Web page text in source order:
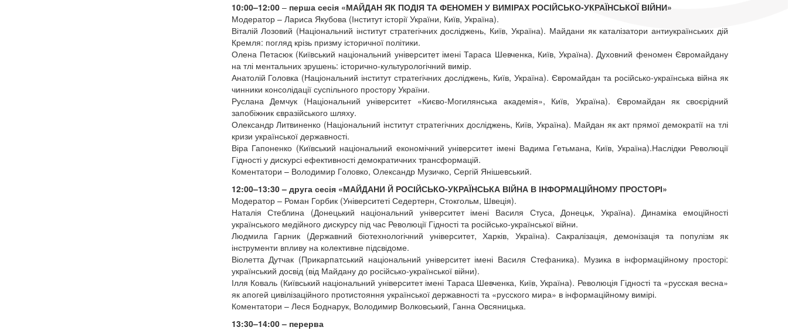
10:00–12:00–перша сесія «МАЙДАН ЯК ПОДІЯ ТА ФЕНОМЕН У ВИМІРАХ РОСІЙСЬКО-УКРАЇНСЬКОЇ ВІЙНИ»
Модератор – Лариса Якубова (Інститут історії України, Київ, Україна).
Віталій Лозовий (Національний інститут стратегічних досліджень, Київ, Україна). Майдани як каталізатори антиукраїнських дій
Кремля: погляд крізь призму історичної політики.
Олена Петасюк (Київський національний університет імені Тараса Шевченка, Київ, Україна). Духовний феномен Євромайдану
на тлі ментальних зрушень: історично-культурологічний вимір.
Анатолій Головка (Національний інститут стратегічних досліджень, Київ, Україна). Євромайдан та російсько-українська війна як
чинники консолідації суспільного простору України.
Руслана Демчук (Національний університет «Києво-Могилянська академія», Київ, Україна). Євромайдан як своєрідний
запобіжник євразійського шляху.
Олександр Литвиненко (Національний інститут стратегічних досліджень, Київ, Україна). Майдан як акт прямої демократії на тлі
кризи української державності.
Віра Гапоненко (Київський національний економічний університет імені Вадима Гетьмана, Київ, Україна).Наслідки Революції
Гідності у дискурсі ефективності демократичних трансформацій.
Коментатори – Володимир Головко, Олександр Музичко, Сергій Янішевський.
12:00–13:30 – друга сесія «МАЙДАНИ Й РОСІЙСЬКО-УКРАЇНСЬКА ВІЙНА В ІНФОРМАЦІЙНОМУ ПРОСТОРІ»
Модератор – Роман Горбик (Університеті Седертерн, Стокгольм, Швеція).
Наталія Стеблина (Донецький національний університет імені Василя Стуса, Донецьк, Україна). Динаміка емоційності
українського медійного дискурсу під час Революції Гідності та російсько-української війни.
Людмила Гарник (Державний біотехнологічний університет, Харків, Україна). Сакралізація, демонізація та популізм як
інструменти впливу на колективне підсвідоме.
Віолетта Дутчак (Прикарпатський національний університет імені Василя Стефаника). Музика в інформаційному просторі:
український досвід (від Майдану до російсько-української війни).
Ілля Коваль (Київський національний університет імені Тараса Шевченка, Київ, Україна). Революція Гідності та «русская весна»
як апогей цивілізаційного протистояння української державності та «русского мира» в інформаційному вимірі.
Коментатори – Леся Боднарук, Володимир Волковський, Ганна Овсяницька.
13:30–14:00 – перерва